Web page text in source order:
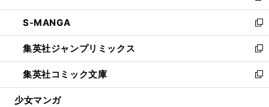
開
く
ウ
で
開
く
ン
ド
ウ
で
開
く
ウ
ィ
ン
ド
ウ
で
開
し
い
ウ
ィ
ン
ド
ウ
S-MANGA
新
し
い
ウ
ィ
ン
集英社ジャンプリミックス
新
し
い
ウ
集英社コミック文庫
新
し
少女マンガ